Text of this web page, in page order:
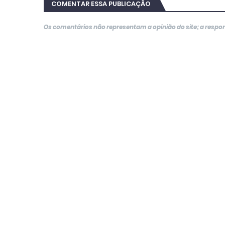
COMENTAR ESSA PUBLICAÇÃO
Os comentários não representam a opinião do site; a